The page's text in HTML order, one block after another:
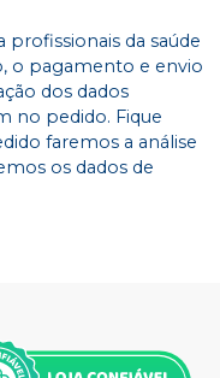
profissionais da saúde
o pagamento e envio
dos dados
no pedido. Fique
faremos a análise
os dados de